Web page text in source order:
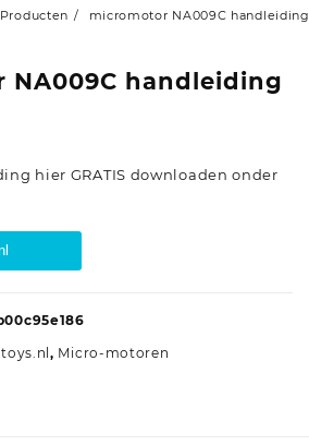
Producten micromotor NA009C handleiding
NA009C handleiding
hier GRATIS downloaden onder
, Micro-motoren